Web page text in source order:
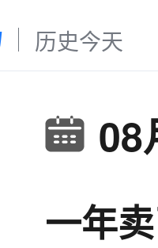
历史今天
08
一年